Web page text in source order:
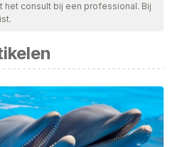
het consult bij een professional. Bij